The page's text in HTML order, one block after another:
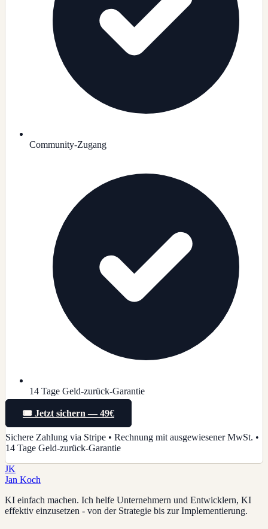
Community-Zugang
14 Tage Geld-zurück-Garantie
🎟️ Jetzt sichern — 49€
Sichere Zahlung via Stripe • Rechnung mit ausgewiesener MwSt. •
14 Tage Geld-zurück-Garantie
JK
Jan Koch
KI einfach machen. Ich helfe Unternehmern und Entwicklern, KI
effektiv einzusetzen - von der Strategie bis zur Implementierung.